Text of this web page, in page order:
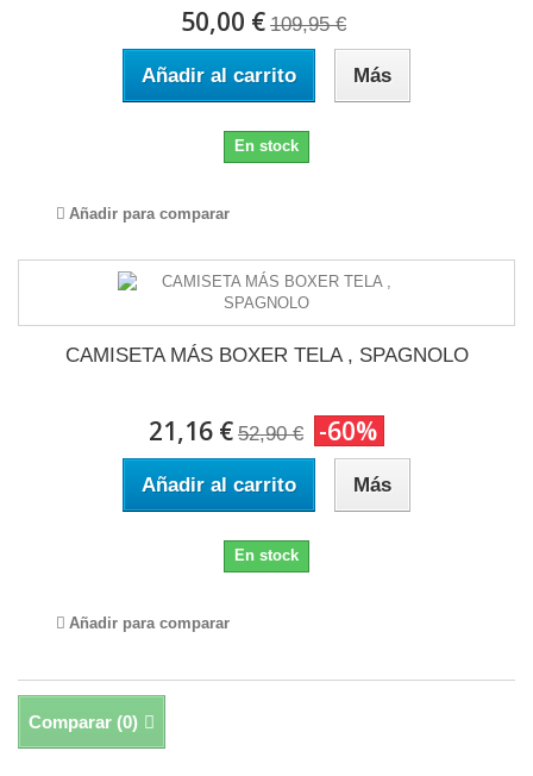
50,00 € 109,95 €
Añadir al carrito Más
En stock
Añadir para comparar
CAMISETA MÁS BOXER TELA , SPAGNOLO
21,16 € 52,90 € -60%
Añadir al carrito Más
En stock
Añadir para comparar
Comparar (0)